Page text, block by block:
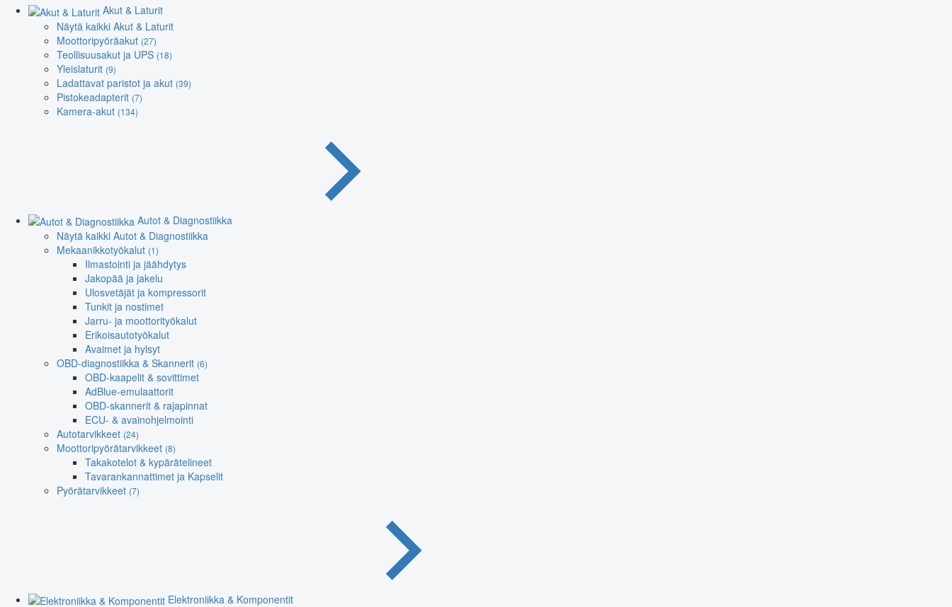
Akut & Laturit
Näytä kaikki Akut & Laturit
Moottoripyöräakut (27)
Teollisuusakut ja UPS (18)
Yleislaturit (9)
Ladattavat paristot ja akut (39)
Pistokeadapterit (7)
Kamera-akut (134)
Autot & Diagnostiikka
Näytä kaikki Autot & Diagnostiikka
Mekaanikkotyökalut (1)
Ilmastointi ja jäähdytys
Jakopää ja jakelu
Ulosvetäjät ja kompressorit
Tunkit ja nostimet
Jarru- ja moottorityökalut
Erikoisautotyökalut
Avaimet ja hylsyt
OBD-diagnostiikka & Skannerit (6)
OBD-kaapelit & sovittimet
AdBlue-emulaattorit
OBD-skannerit & rajapinnat
ECU- & avainohjelmointi
Autotarvikkeet (24)
Moottoripyörätarvikkeet (8)
Takakotelot & kypärätelineet
Tavarankannattimet ja Kapselit
Pyörätarvikkeet (7)
Elektroniikka & Komponentit